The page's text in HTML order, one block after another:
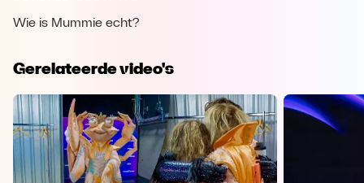
Wie is Mummie echt?
Gerelateerde video's